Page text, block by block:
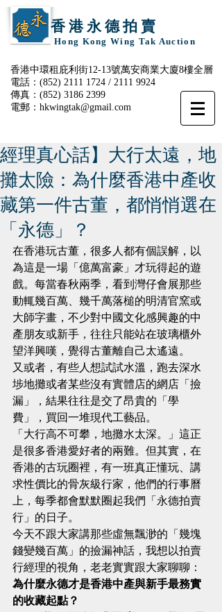
香 港 永 德 拍 賣
Hong Kong Wing Tak Auction
香港中環租庇利街12-13號萬安商業大廈8樓全層
電話：(852) 2111 1724 / 2111 9924
傳真：(852) 3186 2399
電郵： hkwingtak@gmail.com
經理真心話】大行太遠，地
攤太險：為什麼香港中產收
藏第一件古董，都悄悄選在
「永德」？
在香港玩古董，很多人都有個誤解，以
為這是一場「億萬富豪」才玩得起的遊
戲。每當春秋兩季，看到灣仔會展那些
動輒幾百萬、幾千萬落槌的明清官窯或
大師字畫，不少對中國文化感興趣的中
產朋友或新手，往往只能站在玻璃櫃外
望洋興嘆，覺得古董離自己太遙遠。
又或者，有些人想試試水溫，跑去深水
埗地攤或者某些沒有實體店的網店「撿
漏」，結果往往是交了昂貴的「學
費」，買回一堆現代工藝品。
「大行高不可攀，地攤水太深。」這正
是很多香港愛好者的兩難。但其實，在
香港的古玩圈裡，有一班真正懂玩、講
求性價比的骨灰級行家，他們的行事曆
上，每季都會默默圈起我們「永德拍賣
行」的日子。
今天不跟大家講那些虛無飄渺的「幾塊
錢變幾百萬」的撿漏神話，我想以拍賣
行經理的視角，老老實實跟大家聊聊：
為什麼永德才是香港中產與新手最務實
的收藏起點？